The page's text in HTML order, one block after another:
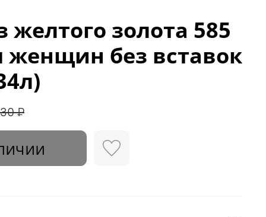
желтого золота 585
женщин без вставок
₽